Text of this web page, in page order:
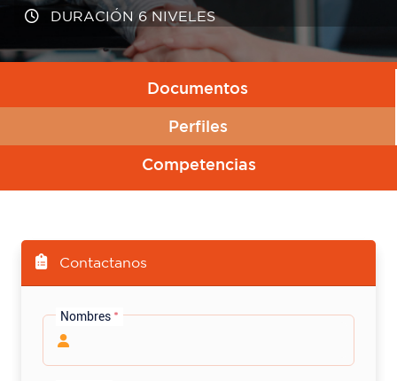
DURACIÓN 6 NIVELES
DURACIÓN 6 NIVELES
Documentos
Perfiles
Competencias
Contactanos
Nombres *